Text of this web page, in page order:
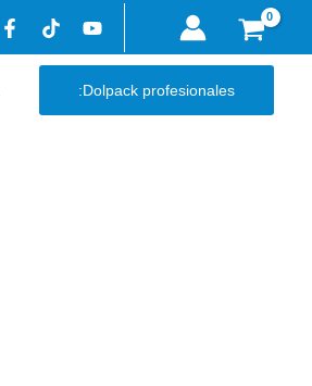
:Dolpack profesionales